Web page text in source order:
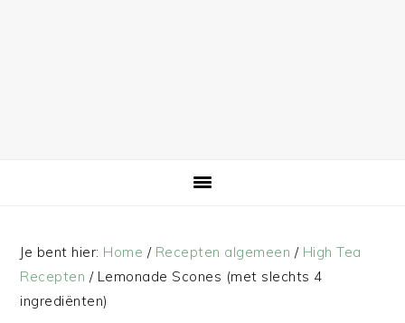
Je bent hier: Home / Recepten algemeen / High Tea
Recepten /Lemonade Scones (met slechts 4
ingrediënten)